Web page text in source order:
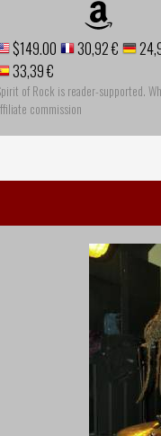
$149.00 30,92 €
33,39 €
of Rock is reader-supported.
commission